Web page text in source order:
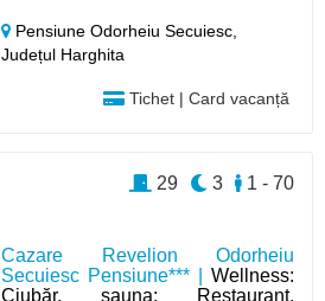
Pensiune Odorheiu Secuiesc,
Județul Harghita
Tichet | Card vacanță
Cazare Revelion Odorheiu
Secuiesc Pensiune*** | Wellness:
Ciubăr, sauna; Restaurant,
1 - 70
3
29